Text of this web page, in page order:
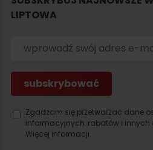
LIPTOWA
Zgadzam się przetwarzać dane
informacyjnych, rabatów i innych
Więcej informacji.